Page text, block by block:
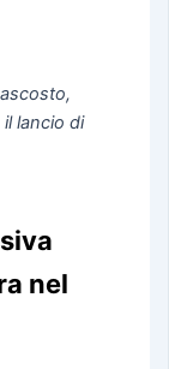
lancio di
nel